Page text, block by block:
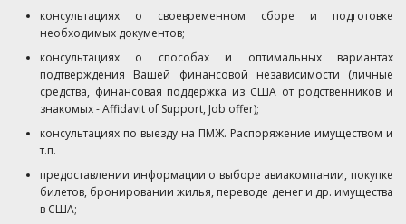
консультациях о своевременном сборе и подготовке
необходимых документов;
консультациях о способах и оптимальных вариантах
подтверждения Вашей финансовой независимости (личные
средства, финансовая поддержка из США от родственников и
знакомых - Affidavit of Support, Job offer);
консультациях по выезду на ПМЖ. Распоряжение имуществом и
т.п.
предоставлении информации о выборе авиакомпании, покупке
билетов, бронировании жилья, переводе денег и др. имущества
в США;